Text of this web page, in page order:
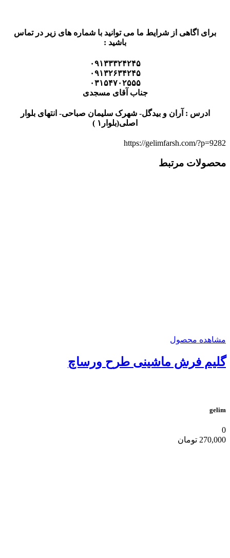
برای اگاهی از شرایط ما می توانید با شماره های زیر در تماس
باشید :
۰۹۱۳۳۳۲۴۲۴۵
۰۹۱۳۲۶۳۴۲۴۵
۰۳۱۵۴۷۰۲۵۵۵
جناب آقای مسجدی
ادرس : آران و بیدگل- شهرک سلیمان صباحی- انتهای بلوار
اصلی(بلوار۱ )
https://gelimfarsh.com/?p=9282
محصولات مرتبط
مشاهده محصول
گلیم فرش ماشینی طرح ورساچ
gelim
0
270,000 تومان